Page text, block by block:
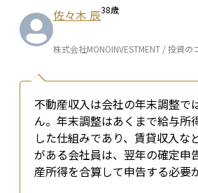
佐々木 辰38歳
株式会社MONOINVESTMENT / 投資
不動産収入は会社の年末調整で
ん。年末調整はあくまで給与所
した仕組みであり、賃貸収入な
がある会社員は、翌年の確定申
産所得を合算して申告する必要